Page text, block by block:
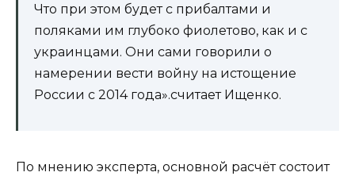
Что при этом будет с прибалтами и
поляками им глубоко фиолетово, как и с
украинцами. Они сами говорили о
намерении вести войну на истощение
России с 2014 года».считает Ищенко.
По мнению эксперта, основной расчёт состоит